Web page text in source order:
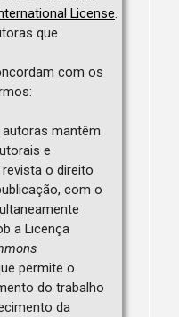
License.
que
com os
mantêm
e
o direito
com o
a Licença
permite o
do trabalho
da